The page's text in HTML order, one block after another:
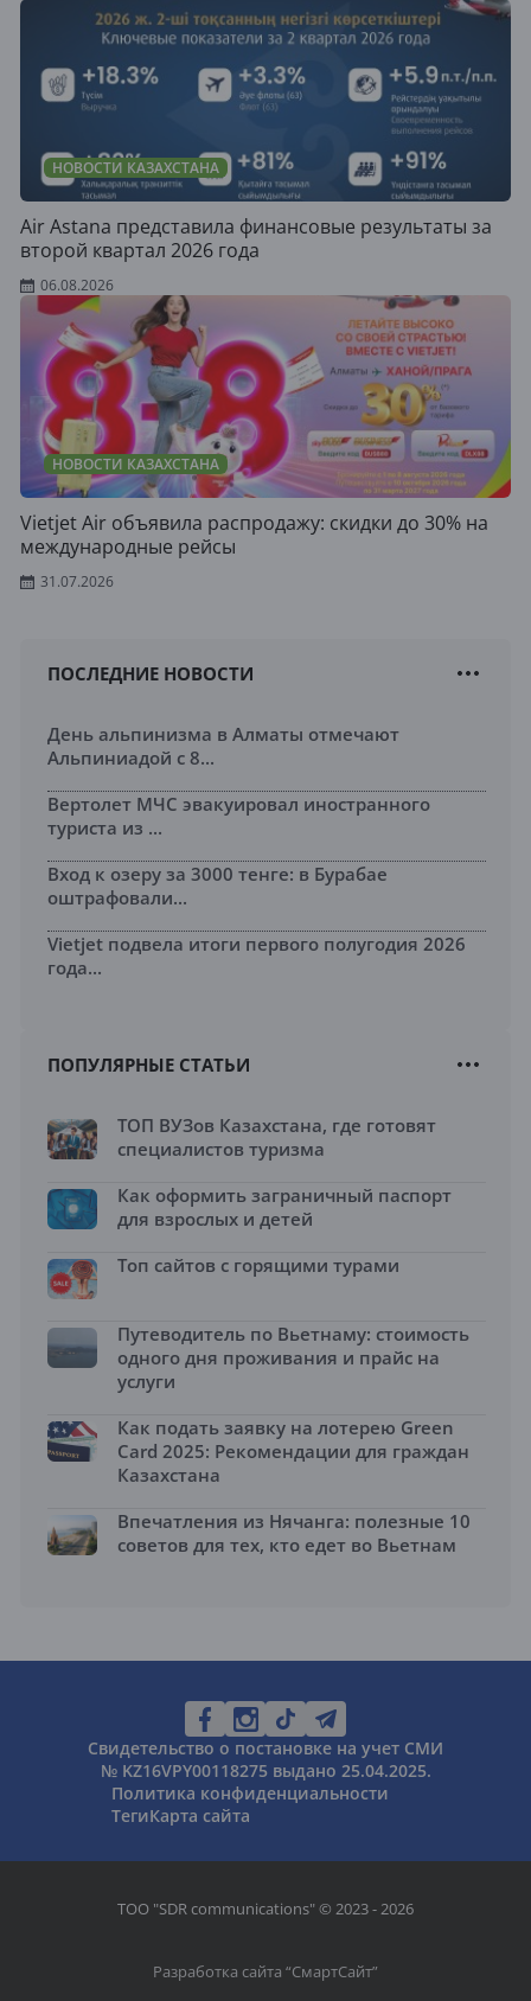
НОВОСТИ КАЗАХСТАНА
Air Astana представила финансовые результаты за
второй квартал 2026 года
06.08.2026
НОВОСТИ КАЗАХСТАНА
Vietjet Air объявила распродажу: скидки до 30% на
международные рейсы
31.07.2026
ПОСЛЕДНИЕ НОВОСТИ
День альпинизма в Алматы отмечают
Альпиниадой с 8...
Вертолет МЧС эвакуировал иностранного
туриста из ...
Вход к озеру за 3000 тенге: в Бурабае
оштрафовали...
Vietjet подвела итоги первого полугодия 2026
года...
ПОПУЛЯРНЫЕ СТАТЬИ
ТОП ВУЗов Казахстана, где готовят
специалистов туризма
Как оформить заграничный паспорт
для взрослых и детей
Топ сайтов с горящими турами
Путеводитель по Вьетнаму: стоимость
одного дня проживания и прайс на
услуги
Как подать заявку на лотерею Green
Card 2025: Рекомендации для граждан
Казахстана
Впечатления из Нячанга: полезные 10
советов для тех, кто едет во Вьетнам
Свидетельство о постановке на учет СМИ
№ KZ16VPY00118275 выдано 25.04.2025.
Политика конфиденциальности
ТегиКарта сайта
ТОО "SDR communications" © 2023 - 2026
Разработка сайта “СмартСайт”